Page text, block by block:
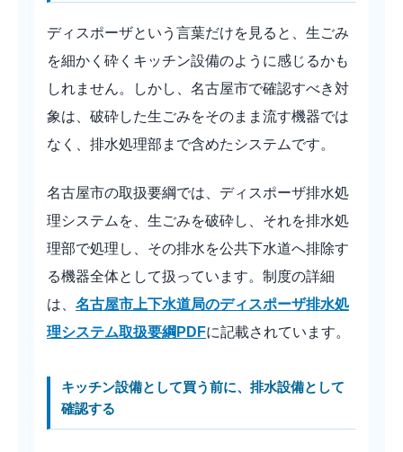
ディスポーザという言葉だけを見ると、生ごみ
を細かく砕くキッチン設備のように感じるかも
しれません。しかし、名古屋市で確認すべき対
象は、破砕した生ごみをそのまま流す機器では
なく、排水処理部まで含めたシステムです。
名古屋市の取扱要綱では、ディスポーザ排水処
理システムを、生ごみを破砕し、それを排水処
理部で処理し、その排水を公共下水道へ排除す
る機器全体として扱っています。制度の詳細
は、 名古屋市上下水道局のディスポーザ排水処
理システム取扱要綱PDFに記載されています。
キッチン設備として買う前に、排水設備として
確認する